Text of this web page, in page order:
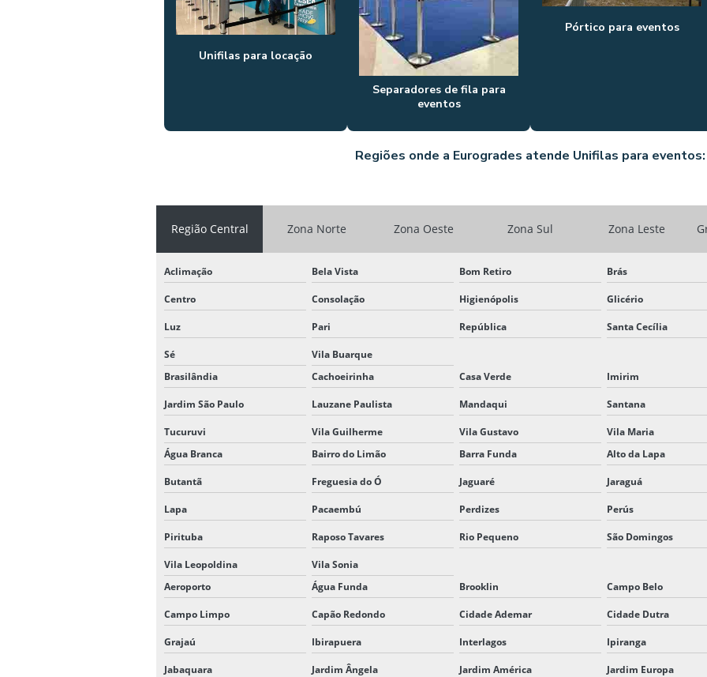
Unifilas para locação
Separadores de fila para
eventos
Pórtico para eventos
Regiões onde a Eurogrades atende Unifilas para eventos:
Região Central Zona Norte Zona Oeste Zona Sul Zona Leste
Aclimação Bela Vista Bom Retiro Brás
Centro Consolação Higienópolis Glicério
Luz Pari República Santa Cecília
Sé
Vila Buarque
Brasilândia
Cachoeirinha Casa Verde Imirim
Jardim São Paulo Lauzane Paulista Mandaqui Santana
Tucuruvi Vila Guilherme Vila Gustavo Vila Maria
Água Branca
Bairro do Limão Barra Funda Alto da Lapa
Butantã Freguesia do Ó Jaguaré Jaraguá
Lapa Pacaembú Perdizes Perús
Pirituba Raposo Tavares Rio Pequeno São Domingos
Vila Leopoldina
Vila Sonia
Aeroporto
Água Funda Brooklin Campo Belo
Campo Limpo Capão Redondo Cidade Ademar Cidade Dutra
Grajaú Ibirapuera Interlagos Ipiranga
Jabaquara Jardim Ângela Jardim América Jardim Europa